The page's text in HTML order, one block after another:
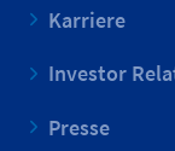
Karriere
Investor
Presse